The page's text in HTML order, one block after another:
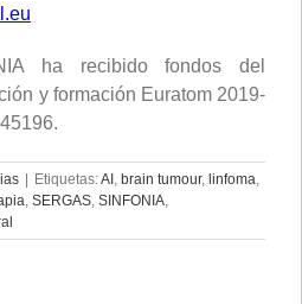
ha recibido fondos del
y formación Euratom 2019-
Etiquetas:AI , brain tumour, linfoma,
, SERGAS, SINFONIA,